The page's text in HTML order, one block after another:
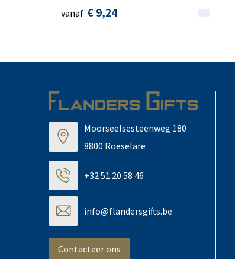
vanaf € 9,24
Moorseelsesteenweg 180
8800 Roeselare
+32 51 20 58 46
info@flandersgifts.be
Contacteer ons